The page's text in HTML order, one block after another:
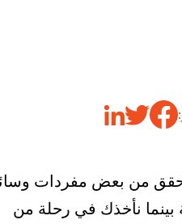
من بعض مفردات
بينما نأخذك في رحلة من